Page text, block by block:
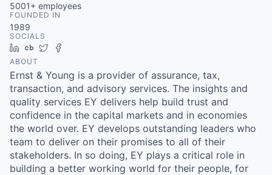
5001+ employees
FOUNDED IN
1989
SOCIALS
LinkedIn
Crunchbase
Twitter
ABOUT
Ernst & Young is a provider of assurance, tax,
transaction, and advisory services. The insights and
quality services EY delivers help build trust and
confidence in the capital markets and in economies
the world over. EY develops outstanding leaders who
team to deliver on their promises to all of their
stakeholders. In so doing, EY plays a critical role in
building a better working world for their people, for